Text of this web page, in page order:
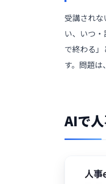
受講され
い、いつ
で終わる
す。問題は
AIで